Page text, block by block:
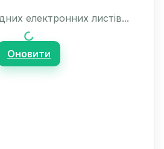
електронних листів...
Оновити